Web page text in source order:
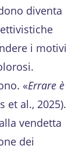
diventa
i motivi
«Errare è
et al., 2025).
vendetta
dei